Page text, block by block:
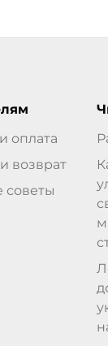
оплата
возврат
советы